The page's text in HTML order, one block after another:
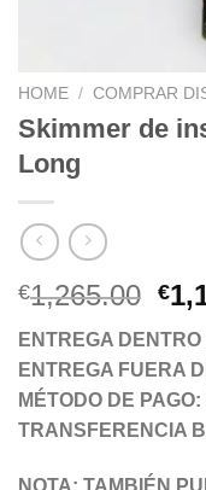
HOME / COMPRAR
Skimmer de
Long
€1,265.00 €
ENTREGA
ENTREGA FUERA
MÉTODO DE
TRANSFERENCIA
NOTA: TAMBIÉN